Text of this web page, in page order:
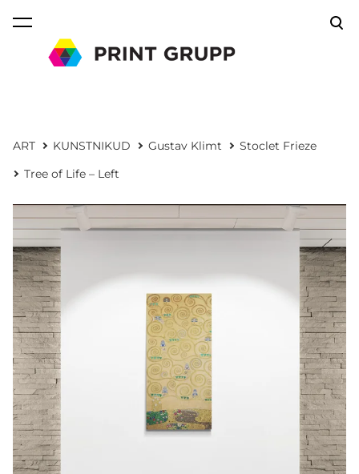
lisati ostukorvi.
ART KUNSTNIKUD Gustav Klimt
Stoclet Frieze
Tree of Life – Left